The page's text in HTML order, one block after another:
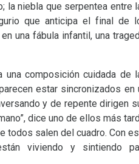
la niebla que serpentea entre
que anticipa el final de
una fábula infantil, una
composición cuidada de
estar sincronizados en
y de repente dirigen
dice uno de ellos más
todos salen del cuadro. Con
viviendo y sintiendo